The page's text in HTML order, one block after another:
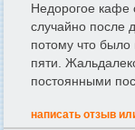
Недорогое кафе
случайно после
потому что
пяти.
постоянными
написать отзыв